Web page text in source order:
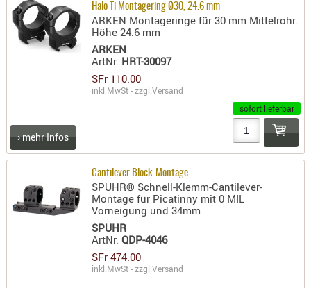
PELLETS
REINIGER
Halo Ti Montagering Ø30, 24.6 mm
ARKEN Montageringe für 30 mm Mittelrohr.
Höhe 24.6 mm
ARKEN
ArtNr. HRT-30097
SFr 110.00
inkl.MwSt - zzgl.Versand
sofort lieferbar
› mehr Infos
Cantilever Block-Montage
SPUHR® Schnell-Klemm-Cantilever-
Montage für Picatinny mit 0 MIL
Vorneigung und 34mm
SPUHR
ArtNr.QDP-4046
SFr 474.00
inkl.MwSt - zzgl.Versand